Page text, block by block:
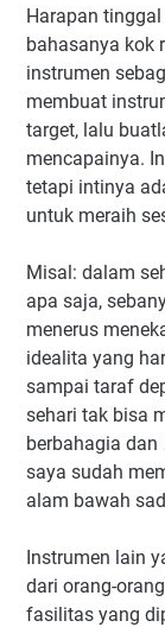
Harapan
bahasanya kok
instrumen
membuat
target, lalu
mencapainya.
tetapi intinya
untuk meraih
Misal: dalam
apa saja,
menerus
idealita yang
sampai taraf
sehari tak bisa
berbahagia dan
saya sudah
alam bawah
Instrumen lain
dari orang-
fasilitas yang